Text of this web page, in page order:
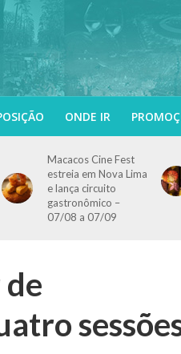
ONDE IR
Macacos Cine Fest
estreia em Nova Lima
e lança circuito
gastronômico –
07/08 a 07/09